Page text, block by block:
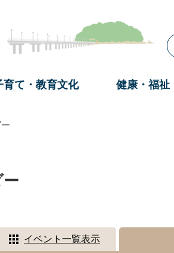
育て・教育文化 健康・福祉
イベント一覧表示